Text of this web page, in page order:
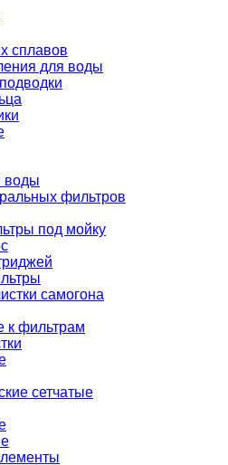
сплавов
для воды
воды
фильтров
под мойку
самогона
к фильтрам
сетчатые